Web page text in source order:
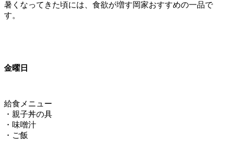
暑くなってきた頃には、食欲が増す岡家おすすめの一品で
す。
金曜日
給食メニュー
・親子丼の具
・味噌汁
・ご飯